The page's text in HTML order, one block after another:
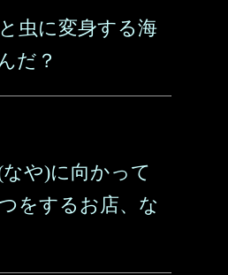
虫に変身する海
だ？
や)に向かって
をするお店、な